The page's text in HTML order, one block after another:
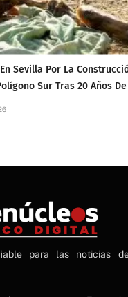
Sevilla Por La
Sur Tras 20 Años
para las noticias